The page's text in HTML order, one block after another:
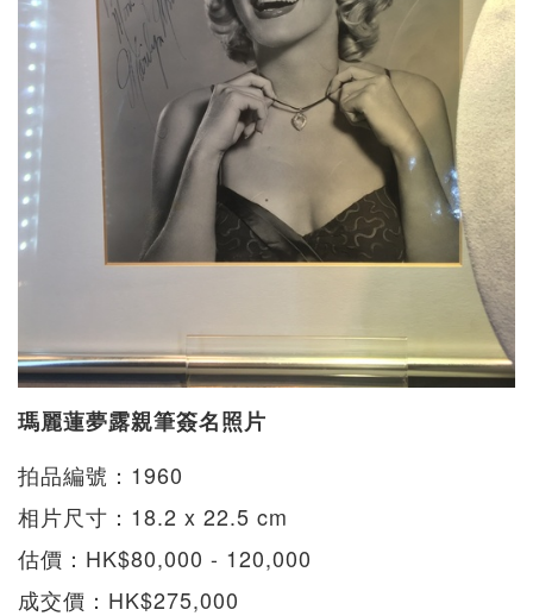
瑪麗蓮夢露親筆簽名照片
拍品編號：1960
相片尺寸：18.2 x 22.5 cm
估價：HK$80,000 - 120,000
成交價：HK$275,000